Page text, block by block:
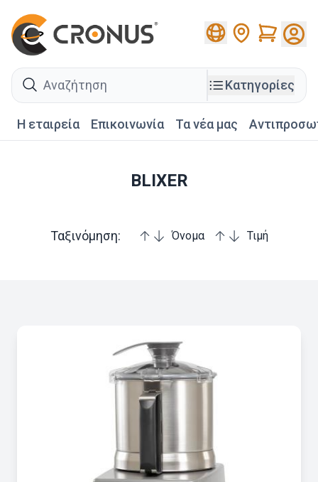
Cart
search
Κατηγορίες
Η εταιρεία Επικοινωνία Τα νέα μας
BLIXER
Ταξινόμηση: Όνομα Τιμή